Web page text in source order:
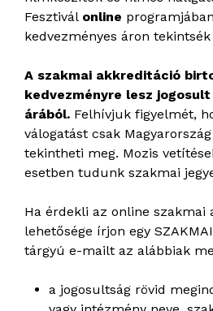
Fesztivál online
kedvezményes áron tekintsék
A szakmai akkreditáció
kedvezményre lesz
árából.Felhívjuk figyelmét,
válogatást csak
tekintheti meg. Mozis
esetben tudunk szakmai
Ha érdekli az online szakmai
lehetősége írjon egy SZAKMAI
tárgyú e-mailt az alábbiak
a jogosultság rövid